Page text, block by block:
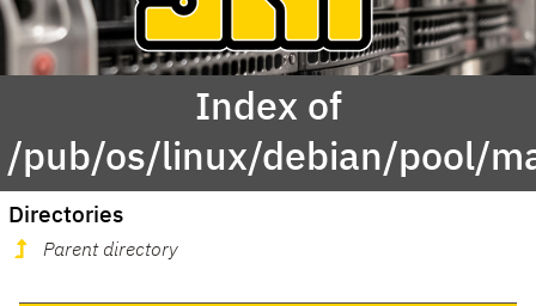
Index of
/pub/os/linux/debian/pool/
Directories
Parent directory